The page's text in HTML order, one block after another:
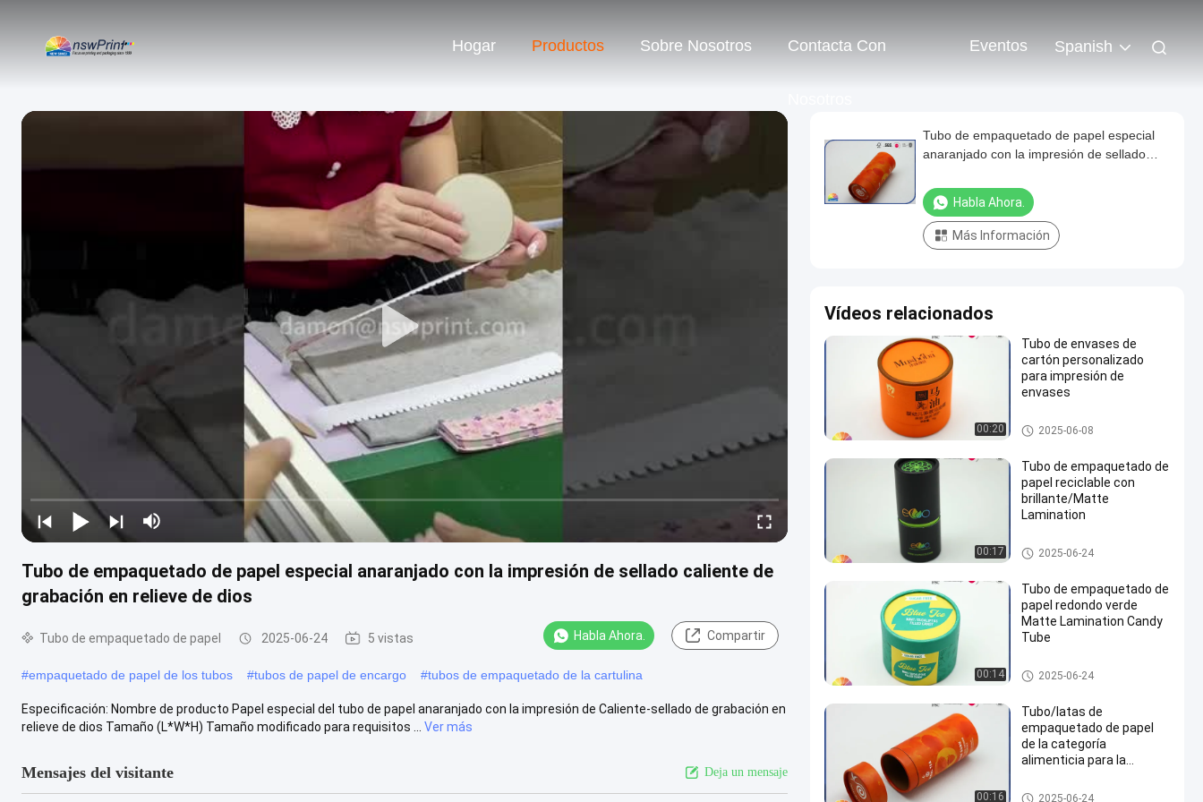
Hogar Productos Sobre Nosotros Contacta Con Eventos Spanish
Tubo de empaquetado de papel especial anaranjado con la impresión de sellado caliente de
grabación en relieve de dios
Tubo de empaquetado de papel 2025-06-24 5 vistas Habla Ahora. Compartir
#empaquetado de papel de los tubos #tubos de papel de encargo #tubos de empaquetado de la cartulina
Especificación: Nombre de producto Papel especial del tubo de papel anaranjado con la impresión de Caliente-sellado de grabación en
relieve de dios Tamaño (L*W*H) Tamaño modificado para requisitos ...
Ver más
Mensajes del visitante Deja un mensaje
Tubo de empaquetado de papel especial
anaranjado con la impresión de sellado
Habla Ahora.
Más Información
Vídeos relacionados
00:20
Tubo de envases de
cartón personalizado
para impresión de
envases
Tubo de empaquetado de pape
2025-06-08
00:17
Tubo de empaquetado de
papel reciclable con
brillante/Matte
Lamination
Tubo de empaquetado de pape
2025-06-24
00:14
Tubo de empaquetado de
papel redondo verde
Matte Lamination Candy
Tube
Tubo de empaquetado de pape
2025-06-24
00:16
Tubo/latas de
empaquetado de papel
de la categoría
alimenticia para la
producto de la salud del
Tubo de empaquetado de pape
2025-06-24